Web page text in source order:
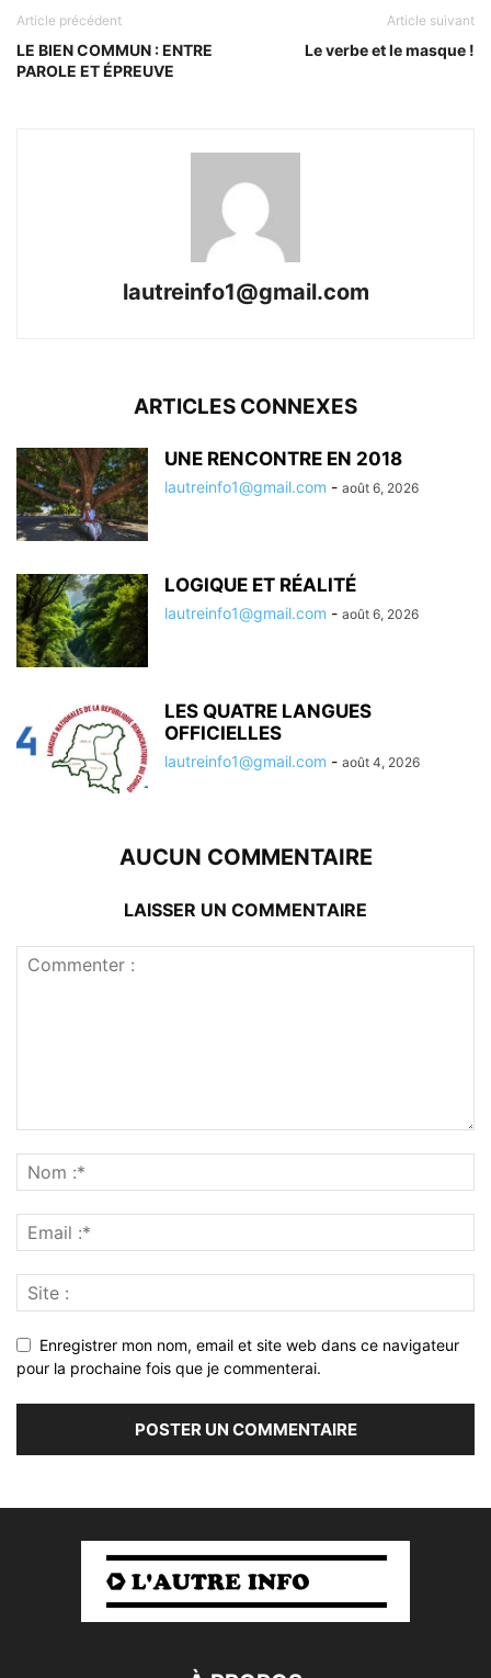
Article précédent
LE BIEN COMMUN : ENTRE
PAROLE ET ÉPREUVE
Article suivant
Le verbe et le masque !
lautreinfo1@gmail.com
ARTICLES CONNEXES
UNE RENCONTRE EN 2018
lautreinfo1@gmail.com - août 6, 2026
LOGIQUE ET RÉALITÉ
lautreinfo1@gmail.com - août 6, 2026
LES QUATRE LANGUES
OFFICIELLES
lautreinfo1@gmail.com - août 4, 2026
AUCUN COMMENTAIRE
LAISSER UN COMMENTAIRE
Enregistrer mon nom, email et site web dans ce navigateur
pour la prochaine fois que je commenterai.